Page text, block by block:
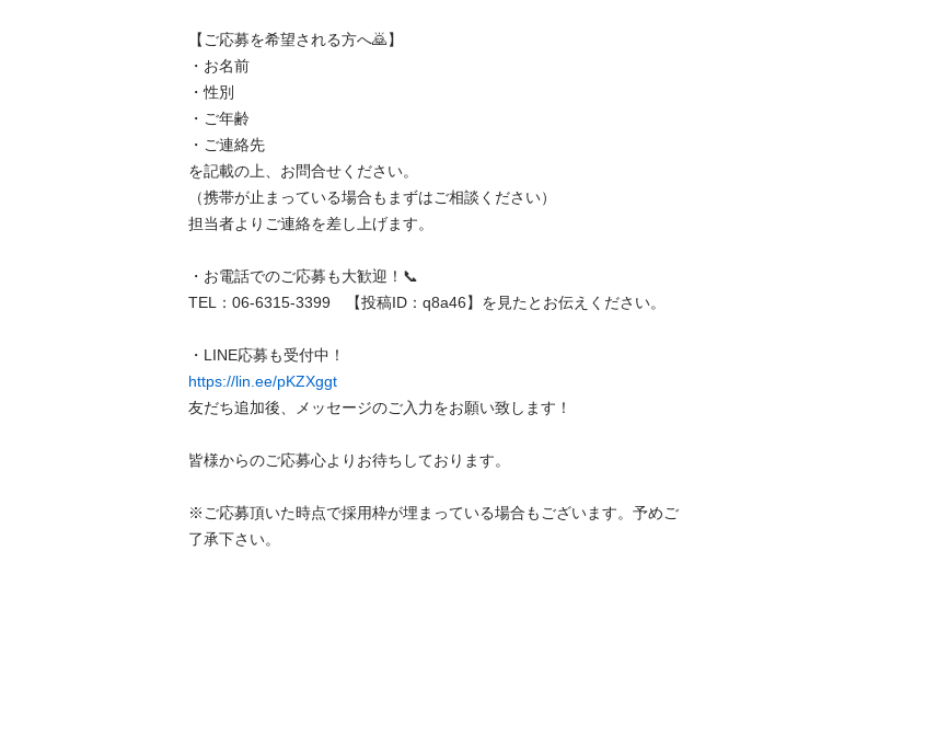
【ご応募を希望される方へ🙇‍】
・お名前
・性別
・ご年齢
・ご連絡先
を記載の上、お問合せください。
（携帯が止まっている場合もまずはご相談ください）
担当者よりご連絡を差し上げます。
・お電話でのご応募も大歓迎！📞
TEL：06-6315-3399　【投稿ID：q8a46】を見たとお伝えください。
https://lin.ee/pKZXggt
友だち追加後、メッセージのご入力をお願い致します！
皆様からのご応募心よりお待ちしております。
※ご応募頂いた時点で採用枠が埋まっている場合もございます。予めご
了承下さい。